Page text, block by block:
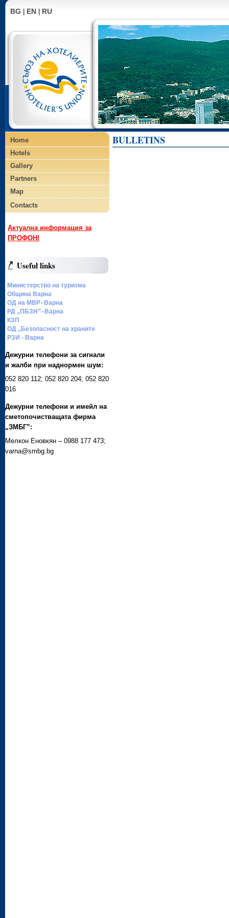
BG EN RU
Home
Hotels
Gallery
Partners
Map
Contacts
Актуална информация за
ПРОФОН!
Useful links
Министерство на туризма
Община Варна
ОД на МВР–Варна
РД „ПБЗН”–Варна
КЗП
ОД „Безопасност на храните
РЗИ - Варна
Дежурни телефони за сигнали
и жалби при наднормен шум:
052 820 112; 052 820 204; 052 820
016
Дежурни телефони и имейл на
сметопочистващата фирма
„ЗМБГ”:
Мелкон Еновкян – 0988 177 473;
varna@smbg.bg
BULLETINS